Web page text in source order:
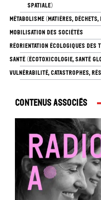
SPATIALE)
MÉTABOLISME (MATIÈRES,
MOBILISATION DES SOCIÉTÉS
RÉORIENTATION ÉCOLOGIQUES DES
SANTÉ (ÉCOTOXICOLOGIE, SANTÉ
VULNÉRABILITÉ, CATASTROPHES,
Contenus associés